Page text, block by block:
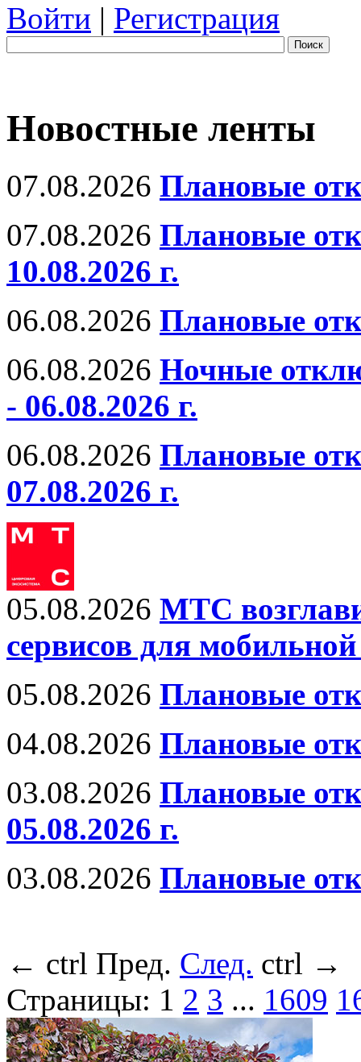
Войти | Регистрация
Поиск
Новостные ленты
07.08.2026 Плановые
07.08.2026 Плановые
10.08.2026 г.
06.08.2026 Плановые
06.08.2026 Ночные
- 06.08.2026 г.
06.08.2026 Плановые
07.08.2026 г.
05.08.2026 МТС
сервисов для мобильной
05.08.2026 Плановые
04.08.2026 Плановые
03.08.2026 Плановые
05.08.2026 г.
03.08.2026 Плановые
← ctrl Пред. След. ctrl →
Страницы: 1 2 3 ... 1609